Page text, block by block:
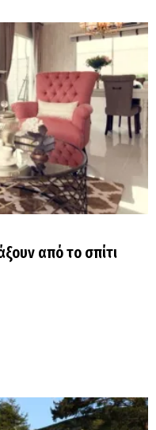
από το σπίτι